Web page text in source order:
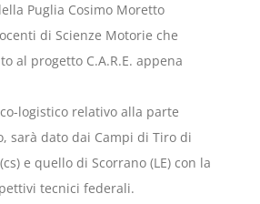
Puglia Cosimo Moretto
di Scienze Motorie che
al progetto C.A.R.E. appena
logistico relativo alla parte
sarà dato dai Campi di Tiro di
e quello di Scorrano (LE) con la
tecnici federali.